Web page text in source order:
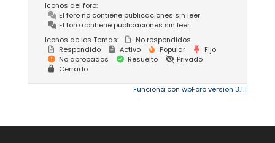
Iconos del foro:
El foro no contiene publicaciones sin leer
El foro contiene publicaciones sin leer
Iconos de los Temas:
No respondidos
Respondido
Activo Popular
Fijo
No aprobados
Resuelto
Privado
Cerrado
Funciona con wpForo version 3.1.1